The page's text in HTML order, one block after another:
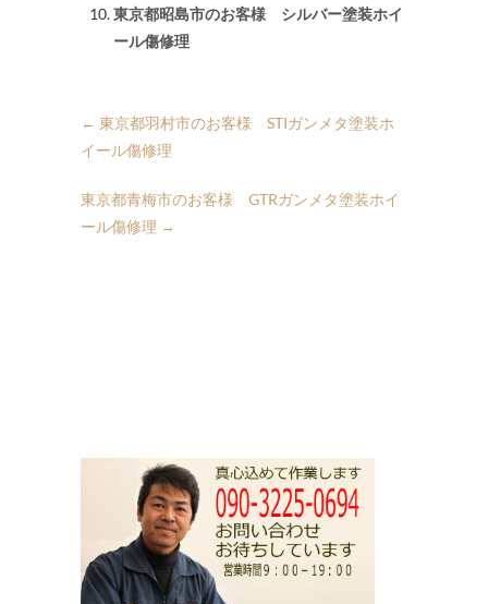
東京都昭島市のお客様 シルバー塗装ホイ
ール傷修理
← 東京都羽村市のお客様 STIガンメタ塗装ホ
イール傷修理
東京都青梅市のお客様 GTRガンメタ塗装ホイ
ール傷修理 →